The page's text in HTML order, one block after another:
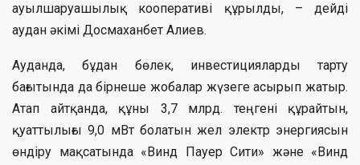
ауылшаруашылық кооперативі құрылды, – дейді
аудан әкімі Досмаханбет Алиев.
Ауданда, бұдан бөлек, инвестицияларды тарту
бағытында да бірнеше жобалар жүзеге асырып жатыр.
Атап айтқанда, құны 3,7 млрд. теңгені құрайтын,
қуаттылығы 9,0 мВт болатын жел электр энергиясын
өндіру мақсатында «Винд Пауер Сити» және «Винд